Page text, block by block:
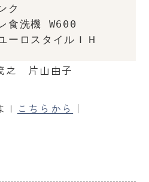
ク
食洗機 W600
ーロスタイルＩＨ
之 片山由子
こちらから ｜